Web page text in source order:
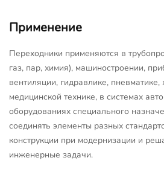
Применение
Переходники применяются в
газ, пар, химия), машиностроении,
вентиляции, гидравлике,
медицинской технике, в системах
оборудованиях специального
соединять элементы разных
конструкции при модернизации и
инженерные задачи.